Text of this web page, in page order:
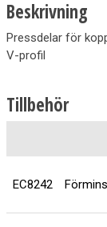
Beskrivning
Pressdelar för
V-profil
Tillbehör
EC8242